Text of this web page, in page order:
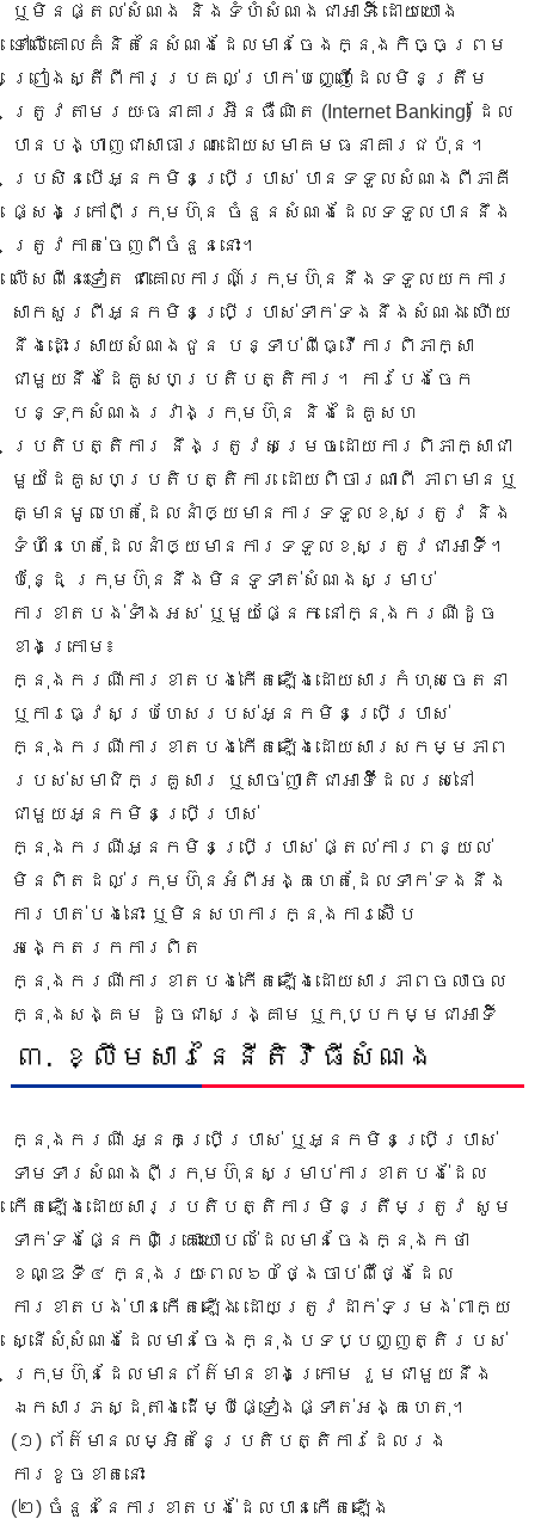
ឬមិនផ្តល់សំណង និងទំហំសំណងជាអាទិ៍ ដោយយោង
ទៅលើគោលគំនិតនៃសំណងដែលមានចែងក្នុងកិច្ចព្រម
ព្រៀងស្តីពីការប្រគល់ប្រាក់បញ្ញើដែលមិនត្រឹម
ត្រូវតាមរយៈធនាគារអ៊ីនធឺណិត (Internet Banking) ដែល
បានបង្ហាញជាសាធារណៈដោយសមាគមធនាគារជប៉ុន។
ប្រសិនបើអ្នកមិនប្រើប្រាស់ ​បានទទួលសំណងពីភាគី
ផ្សេងក្រៅពីក្រុមហ៊ុន ចំនួនសំណងដែលទទួលបាននឹង
ត្រូវកាត់ចេញពីចំនួននោះ។
លើសពីនេះទៀត ជាគោលការណ៍ក្រុមហ៊ុននឹងទទួលយកការ
សាកសួរពីអ្នកមិនប្រើប្រាស់ទាក់ទងនឹងសំណង ហើយ
នឹងដោះស្រាយសំណងជូន បន្ទាប់ពីធ្វើការពិភាក្សា
ជាមួយនឹងដៃគូសហ​ប្រតិបត្តិការ។ ការបែងចែក
បន្ទុកសំណងរវាងក្រុមហ៊ុន និងដៃគូសហ
ប្រតិបត្តិការ នឹងត្រូវសម្រេចដោយការពិភាក្សាជា
មួយដៃគូសហប្រតិបត្តិការ ដោយពិចារណាពី ភាពមានឬ
គ្មានមូលហេតុដែលនាំឲ្យមានការទទួលខុសត្រូវ និង
ទំហំនៃហេតុដែលនាំឲ្យមានការទទួលខុសត្រូវជាអាទិ៍។
ប៉ុន្ដែ ក្រុមហ៊ុននឹងមិនទូទាត់សំណងសម្រាប់
ការខាតបង់ទាំងអស់ ឬមួយផ្នែក នៅក្នុងករណីដូច
ខាងក្រោម៖
ក្នុងករណីការខាតបង់កើតឡើងដោយសារកំហុសចេតនា
ឬការធ្វេសប្រហែសរបស់អ្នកមិនប្រើប្រាស់
ក្នុងករណីការខាតបង់កើតឡើងដោយសារសកម្មភាព
របស់សមាជិកគ្រួសារ ឬសាច់ញាតិជាអាទិ៍ដែលរស់នៅ
ជាមួយអ្នកមិនប្រើប្រាស់
ក្នុងករណីអ្នកមិនប្រើប្រាស់ ផ្តល់ការពន្យល់
មិនពិតដល់ក្រុមហ៊ុនអំពីអង្គហេតុដែលទាក់ទងនឹង
ការបាត់បង់នោះ ឬមិនសហការក្នុងការស៊ើប
អង្កេតរកការពិត
ក្នុងករណីការខាតបង់កើតឡើងដោយសារភាពចលាចល
ក្នុងសង្គម ដូចជាសង្រ្គាម ឬកុប្បកម្មជាអាទិ៍
៣. ខ្លឹមសារនៃនីតិវិធីសំណង
ក្នុងករណី អ្នកប្រើប្រាស់ ឬអ្នកមិនប្រើប្រាស់
ទាមទារសំណងពីក្រុមហ៊ុនសម្រាប់ការខាតបង់ដែល
កើតឡើងដោយសារប្រតិបត្តិការមិនត្រឹមត្រូវ សូម
ទាក់ទងផ្នែកពិគ្រោះយោបល់ដែលមានចែងក្នុងកថា
ខណ្ឌទី៤ ក្នុងរយៈពេល៦០ថ្ងៃចាប់ពីថ្ងៃដែល
ការខាតបង់បានកើតឡើង ដោយត្រូវដាក់ទម្រង់ពាក្យ
ស្នើសុំសំណងដែលមានចែងក្នុងបទប្បញ្ញត្តិរបស់
ក្រុមហ៊ុនដែលមានព័ត៌មានខាងក្រោម រួមជាមួយនឹង
ឯកសារភស្ដុតាងដើម្បីផ្ទៀងផ្ទាត់អង្គហេតុ។
(១) ព័ត៌មានលម្អិតនៃប្រតិបត្តិការដែលរង
ការខូចខាតនោះ
(២) ចំនួន​នៃ​ការ​ខាត​បង់​ដែល​បាន​កើត​ឡើង